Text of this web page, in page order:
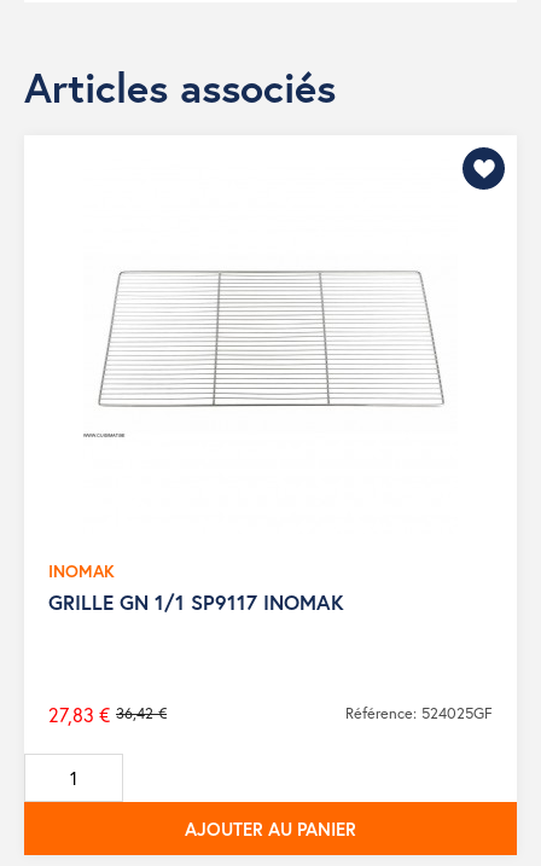
Articles associés
INOMAK
GRILLE GN 1/1 SP9117 INOMAK
Prix
de
base
36,42 €
27,83 € Référence: 524025GF
AJOUTER AU PANIER